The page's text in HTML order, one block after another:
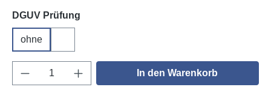
DGUV Prüfung
ohne
Produkt Anzahl: Gib den gewünschten
In den Warenkorb